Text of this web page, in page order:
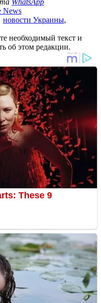
News
новости Украины,
необходимый текст и
об этом редакции.